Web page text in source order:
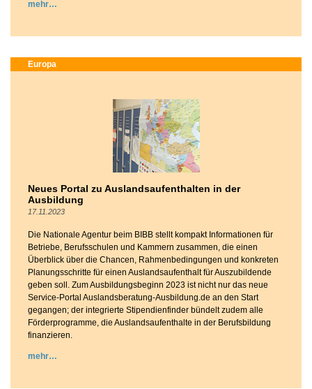
mehr
Europa
Neues Portal zu Auslandsaufenthalten in der
Ausbildung
17.11.2023
Die Nationale Agentur beim BIBB stellt kompakt Informationen für
Betriebe, Berufsschulen und Kammern zusammen, die einen
Überblick über die Chancen, Rahmenbedingungen und konkreten
Planungsschritte für einen Auslandsaufenthalt für Auszubildende
geben soll. Zum Ausbildungsbeginn 2023 ist nicht nur das neue
Service-Portal Auslandsberatung-Ausbildung.de an den Start
gegangen; der integrierte Stipendienfinder bündelt zudem alle
Förderprogramme, die Auslandsaufenthalte in der Berufsbildung
finanzieren.
mehr